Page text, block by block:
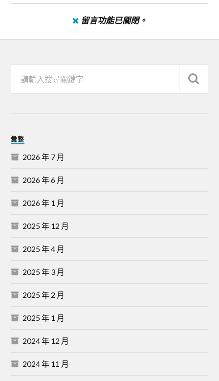
留言功能已關閉。
彙整
2026 年 7 月
2026 年 6 月
2026 年 1 月
2025 年 12 月
2025 年 4 月
2025 年 3 月
2025 年 2 月
2025 年 1 月
2024 年 12 月
2024 年 11 月